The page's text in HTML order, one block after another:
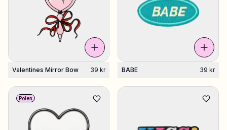
Valentines Mirror Bow 39 kr BABE 39 kr
Polen